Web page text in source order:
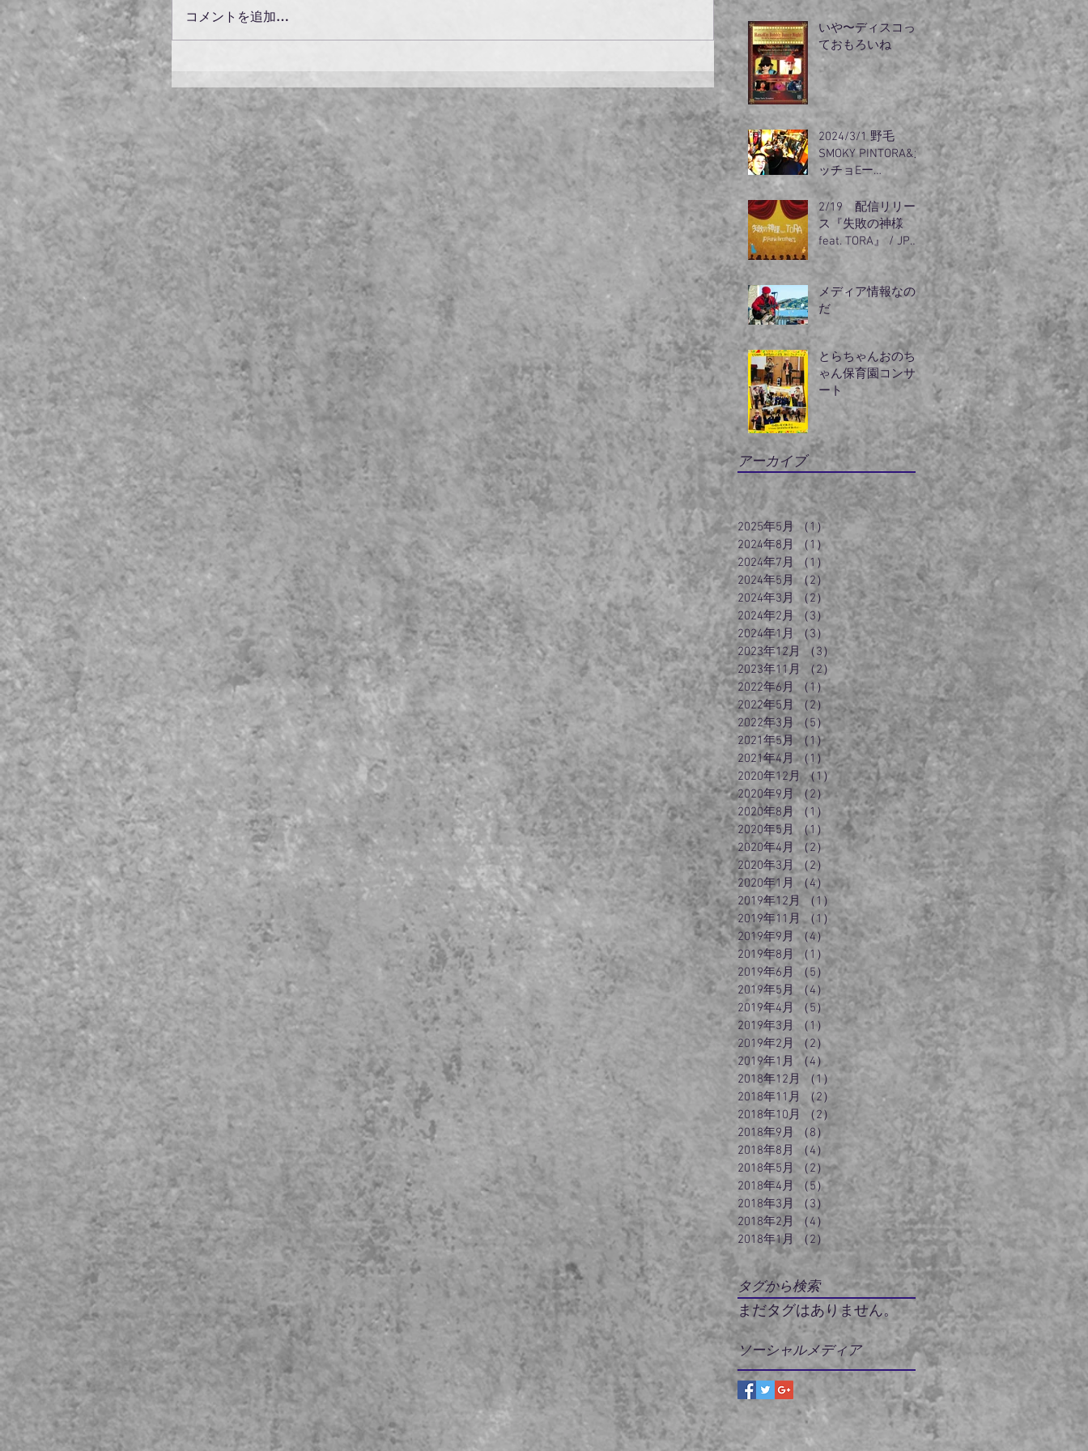
コメントを追加…
いや〜ディスコっ
ておもろいね
2024/3/1 野毛
SMOKY PINTORA&カ
ッチョEー
guest（オノちゃ
ん）登場
2/19 配信リリー
ス『失敗の神様
feat. TORA』 / JP
Funk
メディア情報なの
だ
とらちゃんおのち
ゃん保育園コンサ
ート
アーカイブ
2025年5月 （1）
1件の記事
2024年8月
（1） 1件の記事
2024年7月
（1）
1件の記事
2024年5月
（2）
2件の記事
2024年3月
（2）
2件の記事
2024年2月
（3）3件の記事
2024年1月
（3）
3件の記事
2023年12月 （3）
3件の記事
2023年11月
（2）
2件の記事
2022年6月
（1） 1件の記事
2022年5月 （2）
2件の記事
2022年3月 （5）5件の記事
2021年5月 （1） 1件の記事
2021年4月 （1）1件の記事
2020年12月 （1） 1件の記事
2020年9月 （2）2件の記事
2020年8月
（1）
1件の記事
2020年5月
（1）
1件の記事
2020年4月 （2）2件の記事
2020年3月 （2） 2件の記事
2020年1月 （4）4件の記事
2019年12月
（1）
1件の記事
2019年11月 （1）
1件の記事
2019年9月 （4）4件の記事
2019年8月
（1）
1件の記事
2019年6月
（5） 5件の記事
2019年5月 （4）
4件の記事
2019年4月
（5）5件の記事
2019年3月
（1）
1件の記事
2019年2月
（2） 2件の記事
2019年1月 （4） 4件の記事
2018年12月
（1）
1件の記事
2018年11月
（2）
2件の記事
2018年10月
（2）
2018年9月
（8）
8件の記事
2018年8月
（4）
4件の記事
2018年5月 （2）2件の記事
2018年4月
（5）5件の記事
2018年3月
（3）
3件の記事
2018年2月
（4）
4件の記事
2018年1月
（2） 2件の記事
タグから検索
まだタグはありません。
ソーシャルメディア